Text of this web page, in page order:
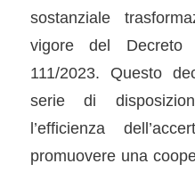
sostanziale
vigore del Decreto
111/2023. Questo
serie di
l’efficienza
promuovere una